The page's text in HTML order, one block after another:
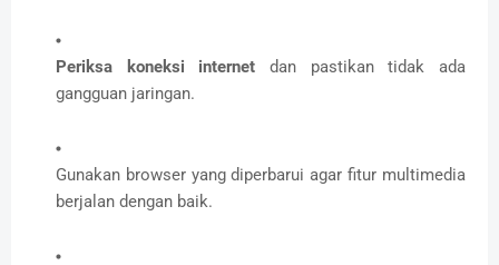
Periksa koneksi internet dan pastikan tidak ada
gangguan jaringan.
Gunakan browser yang diperbarui agar fitur multimedia
berjalan dengan baik.